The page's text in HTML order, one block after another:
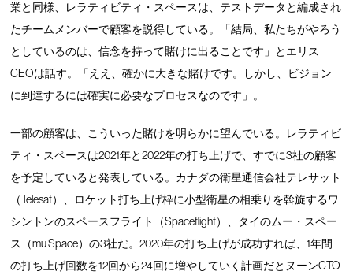
業と同様、レラティビティ・スペースは、テストデータと編成され
たチームメンバーで顧客を説得している。「結局、私たちがやろう
としているのは、信念を持って賭けに出ることです」とエリス
CEOは話す。「ええ、確かに大きな賭けです。しかし、ビジョン
に到達するには確実に必要なプロセスなのです」。
一部の顧客は、こういった賭けを明らかに望んでいる。レラティビ
ティ・スペースは2021年と2022年の打ち上げで、すでに3社の顧客
を予定していると発表している。カナダの衛星通信会社テレサット
（Telesat）、ロケット打ち上げ枠に小型衛星の相乗りを斡旋するワ
シントンのスペースフライト（Spaceflight）、タイのムー・スペー
ス（mu Space）の3社だ。2020年の打ち上げが成功すれば、1年間
の打ち上げ回数を12回から24回に増やしていく計画だとヌーンCTO